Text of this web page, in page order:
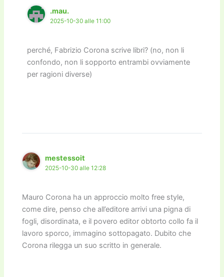
.mau.
2025-10-30 alle 11:00
perché, Fabrizio Corona scrive libri? (no, non li
confondo, non li sopporto entrambi ovviamente
per ragioni diverse)
mestessoit
2025-10-30 alle 12:28
Mauro Corona ha un approccio molto free style,
come dire, penso che all’editore arrivi una pigna di
fogli, disordinata, e il povero editor obtorto collo fa il
lavoro sporco, immagino sottopagato. Dubito che
Corona rilegga un suo scritto in generale.